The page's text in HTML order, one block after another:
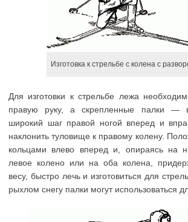
Изготовка к стрельбе с колена с
Для изготовки к стрельбе лежа
правую руку, а скрепленные палки —
широкий шаг правой ногой вперед и
наклонить туловище к правому колену.
кольцами влево вперед и, опираясь на
левое колено или на оба колена,
весу, быстро лечь и изготовиться для
рыхлом снегу палки могут использоваться